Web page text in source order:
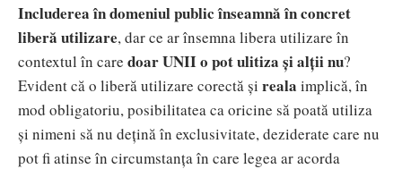
Includerea în domeniul public înseamnă în concret
liberă utilizare, dar ce ar însemna libera utilizare în
contextul în care doar UNII o pot ulitiza și alții nu?
Evident că o liberă utilizare corectă și reala implică, în
mod obligatoriu, posibilitatea ca oricine să poată utiliza
și nimeni să nu dețină în exclusivitate, deziderate care nu
pot fi atinse în circumstanța în care legea ar acorda